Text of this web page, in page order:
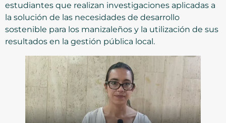
estudiantes que realizan investigaciones aplicadas a
la solución de las necesidades de desarrollo
sostenible para los manizaleños y la utilización de sus
resultados en la gestión pública local.